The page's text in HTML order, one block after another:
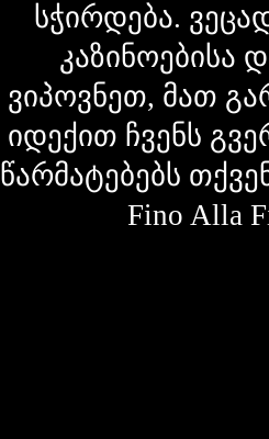
სჭირდება.
კაზინოებისა
ვიპოვნეთ, მათ
იდექით ჩვენს
წარმატებებს
Fino Alla